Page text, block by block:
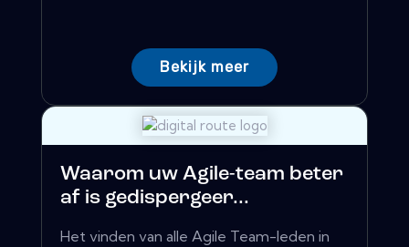
Bekijk meer
Waarom uw Agile-team beter
af is gedispergeer...
Het vinden van alle Agile Team-leden in